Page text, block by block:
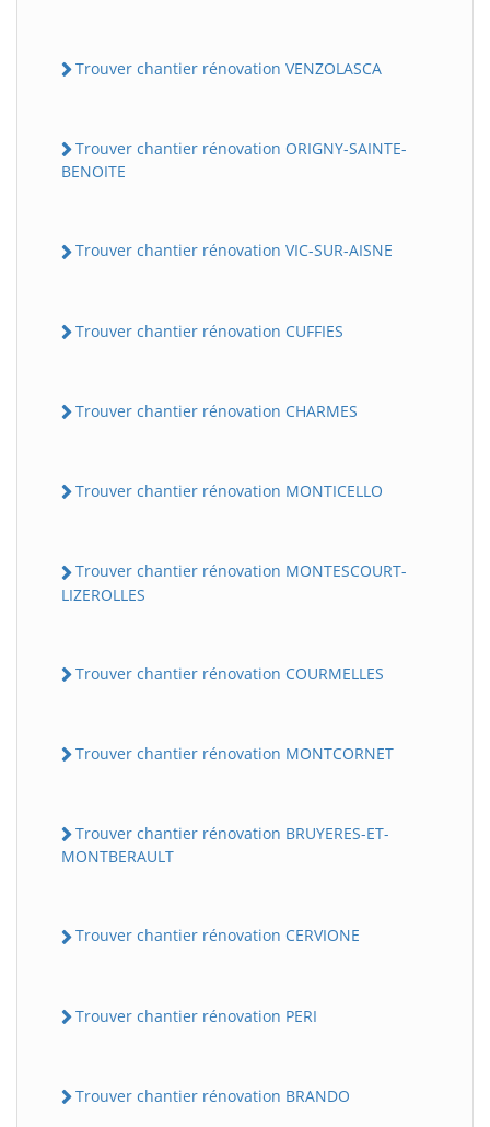
Trouver chantier rénovation VENZOLASCA
Trouver chantier rénovation ORIGNY-SAINTE-
BENOITE
Trouver chantier rénovation VIC-SUR-AISNE
Trouver chantier rénovation CUFFIES
Trouver chantier rénovation CHARMES
Trouver chantier rénovation MONTICELLO
Trouver chantier rénovation MONTESCOURT-
LIZEROLLES
Trouver chantier rénovation COURMELLES
Trouver chantier rénovation MONTCORNET
Trouver chantier rénovation BRUYERES-ET-
MONTBERAULT
Trouver chantier rénovation CERVIONE
Trouver chantier rénovation PERI
Trouver chantier rénovation BRANDO